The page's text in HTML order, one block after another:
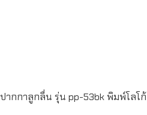
ปากกาลูกลื่น รุ่น pp-53bk พิมพ์โลโก้